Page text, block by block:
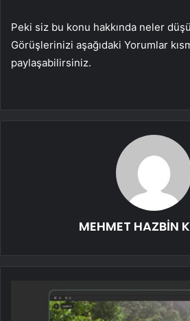
Peki siz bu konu hakkında neler
Görüşlerinizi aşağıdaki Yorumlar
paylaşabilirsiniz.
MEHMET HAZBİN